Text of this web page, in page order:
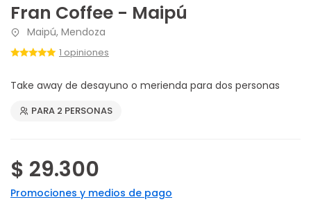
Fran Coffee - Maipú
Maipú, Mendoza
1 opiniones
Take away de desayuno o merienda para dos personas
PARA 2 PERSONAS
$ 29.300
Promociones y medios de pago